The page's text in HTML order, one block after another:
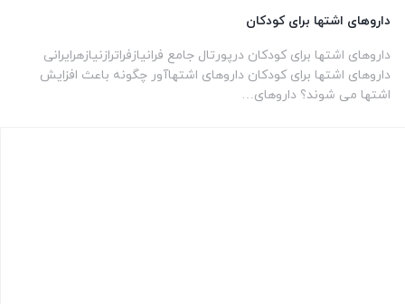
داروهای اشتها برای کودکان
داروهای اشتها برای کودکان درپورتال جامع فرانیازفراترازنیازهرایرانی
داروهای اشتها برای کودکان داروهای اشتهاآور چگونه باعث افزایش
اشتها می شوند؟ داروهای…